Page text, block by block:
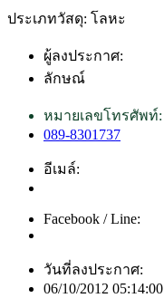
ประเภทวัสดุ: โลหะ
ผู้ลงประกาศ:
ลักษณ์
หมายเลขโทรศัพท์:
089-8301737
อีเมล์:
Facebook / Line:
วันที่ลงประกาศ:
06/10/2012 05:14:00